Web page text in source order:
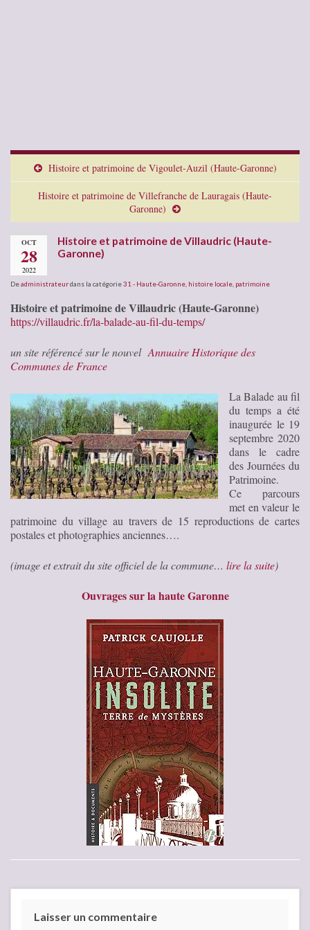
Histoire et patrimoine de Vigoulet-Auzil (Haute-Garonne)
Histoire et patrimoine de Villefranche de Lauragais (Haute-
Garonne)
OCT
28
2022
Histoire et patrimoine de Villaudric (Haute-
Garonne)
Deadministrateurdans la catégorie31 - Haute-Garonne histoire locale patrimoine
Histoire et patrimoine de Villaudric (Haute-Garonne)
https://villaudric.fr/la-balade-au-fil-du-temps/
un site référencé sur le nouvel Annuaire Historique des
Communes de France
La Balade au fil
du temps a été
inaugurée le 19
septembre 2020
dans le cadre
des Journées du
Patrimoine.
Ce parcours
met en valeur le
patrimoine du village au travers de 15 reproductions de cartes
postales et photographies anciennes….
(image et extrait du site officiel de la commune… lire la suite)
Ouvrages sur la haute Garonne
Laisser un commentaire